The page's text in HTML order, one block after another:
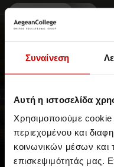
Συναίνεση
Αυτή η ιστοσελίδα
Χρησιμοποιούμε cookie
περιεχομένου και
κοινωνικών μέσων και
επισκεψιμότητάς μας.
University of
25 Βρετανικά